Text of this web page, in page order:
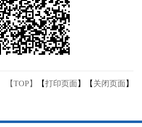
【TOP】 【打印页面】【 关闭页面】